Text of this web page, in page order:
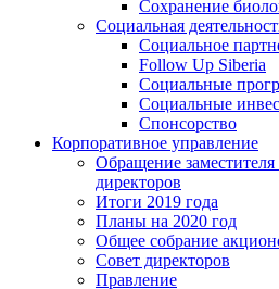
Сохранение
Социальная
Социальное
Follow Up Siberia
Социальные
Социальные
Спонсорство
Корпоративное управление
Обращение заместителя
директоров
Итоги 2019 года
Планы на 2020 год
Общее собрание
Совет директоров
Правление